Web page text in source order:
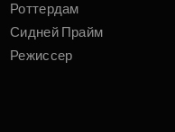
Роттердам
Сидней Прайм
Режиссер